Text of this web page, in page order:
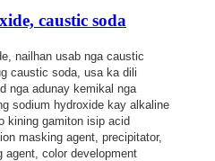
caustic soda
nailhan usab nga caustic
caustic soda, usa ka dili
nga adunay kemikal nga
sodium hydroxide kay alkaline
kining gamiton isip acid
masking agent, precipitator,
agent, color development